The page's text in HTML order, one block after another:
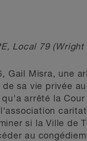
Local 79 (Wright
Gail Misra, une
sa vie privée
arrêté la
si la Ville de
au